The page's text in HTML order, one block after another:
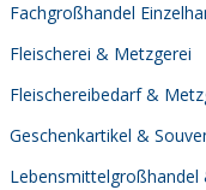
Fachgroßhandel
Fleischerei & Metzgerei
Fleischereibedarf &
Geschenkartikel &